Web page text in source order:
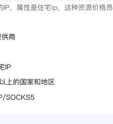
IP，属性是住宅ip，这种资源价格
商
IP
上的国家和地区
SOCKS5